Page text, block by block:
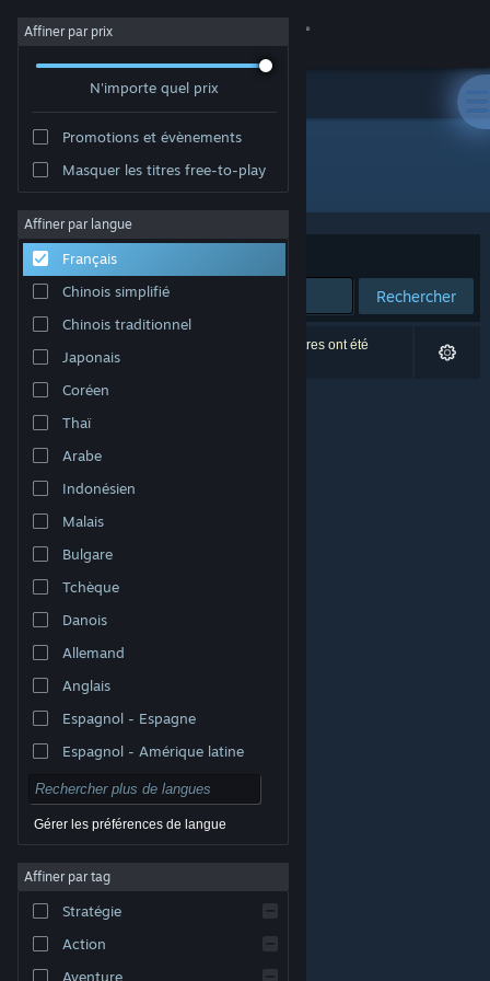
Se connecter
Magasin
À propos
Support
Changer la langue
Télécharger l'application mobile Steam
Voir version ordi. du site
© Valve Corporation. Tous droits réservés. Toutes les
titulaires aux États-Unis et dans d'autres pays.
Accessibilité
Remboursements
Affiner par prix
N'importe quel prix
Promotions et évènements
Masquer les titres free-to-play
Affiner par langue
Français
Chinois simplifié
Chinois traditionnel
Japonais
Coréen
Thaï
Arabe
Indonésien
Malais
Bulgare
Tchèque
Danois
Allemand
Anglais
Espagnol - Espagne
Espagnol - Amérique latine
Gérer les préférences de langue
Affiner par tag
Stratégie
Action
Aventure
Développement : Oddfellows Software
Trier par Pertinence
Rechercher
0 résultats correspondent à votre recherche. 3 titres ont été
exclus selon vos préférences.